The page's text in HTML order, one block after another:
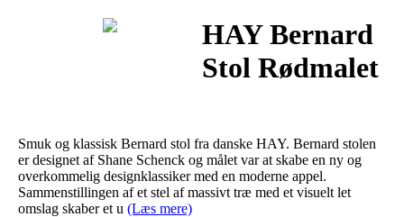
HAY Bernard
Stol Rødmalet
Rød
Smuk og klassisk Bernard stol fra danske HAY. Bernard stolen
er designet af Shane Schenck og målet var at skabe en ny og
overkommelig designklassiker med en moderne appel.
Sammenstillingen af et stel af massivt træ med et visuelt let
omslag skaber et u (Læs mere)